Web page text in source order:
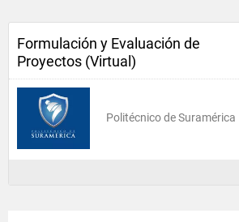
Formulación y Evaluación de
Proyectos (Virtual)
Politécnico de Suramérica